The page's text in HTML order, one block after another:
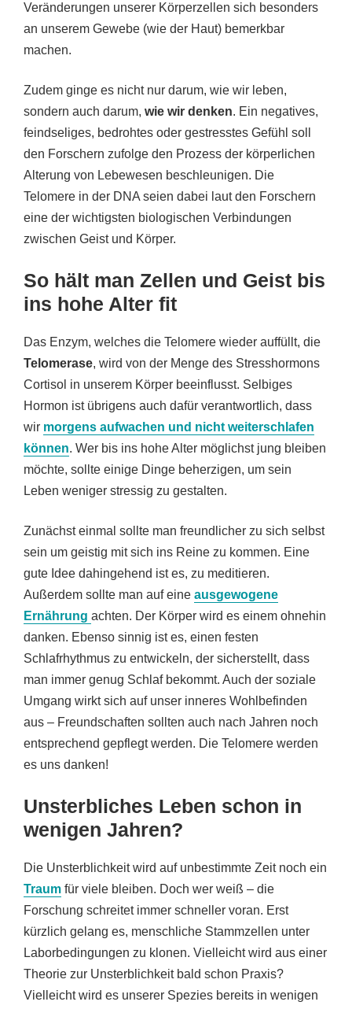
Veränderungen unserer Körperzellen sich besonders
an unserem Gewebe (wie der Haut) bemerkbar
machen.
Zudem ginge es nicht nur darum, wie wir leben,
sondern auch darum, wie wir denken. Ein negatives,
feindseliges, bedrohtes oder gestresstes Gefühl soll
den Forschern zufolge den Prozess der körperlichen
Alterung von Lebewesen beschleunigen. Die
Telomere in der DNA seien dabei laut den Forschern
eine der wichtigsten biologischen Verbindungen
zwischen Geist und Körper.
So hält man Zellen und Geist bis
ins hohe Alter fit
Das Enzym, welches die Telomere wieder auffüllt, die
Telomerase, wird von der Menge des Stresshormons
Cortisol in unserem Körper beeinflusst. Selbiges
Hormon ist übrigens auch dafür verantwortlich, dass
wir morgens aufwachen und nicht weiterschlafen
können. Wer bis ins hohe Alter möglichst jung bleiben
möchte, sollte einige Dinge beherzigen, um sein
Leben weniger stressig zu gestalten.
Zunächst einmal sollte man freundlicher zu sich selbst
sein um geistig mit sich ins Reine zu kommen. Eine
gute Idee dahingehend ist es, zu meditieren.
Außerdem sollte man auf eine ausgewogene
Ernährung achten. Der Körper wird es einem ohnehin
danken. Ebenso sinnig ist es, einen festen
Schlafrhythmus zu entwickeln, der sicherstellt, dass
man immer genug Schlaf bekommt. Auch der soziale
Umgang wirkt sich auf unser inneres Wohlbefinden
aus – Freundschaften sollten auch nach Jahren noch
entsprechend gepflegt werden. Die Telomere werden
es uns danken!
Unsterbliches Leben schon in
wenigen Jahren?
Die Unsterblichkeit wird auf unbestimmte Zeit noch ein
Traum für viele bleiben. Doch wer weiß – die
Forschung schreitet immer schneller voran. Erst
kürzlich gelang es, menschliche Stammzellen unter
Laborbedingungen zu klonen. Vielleicht wird aus einer
Theorie zur Unsterblichkeit bald schon Praxis?
Vielleicht wird es unserer Spezies bereits in wenigen